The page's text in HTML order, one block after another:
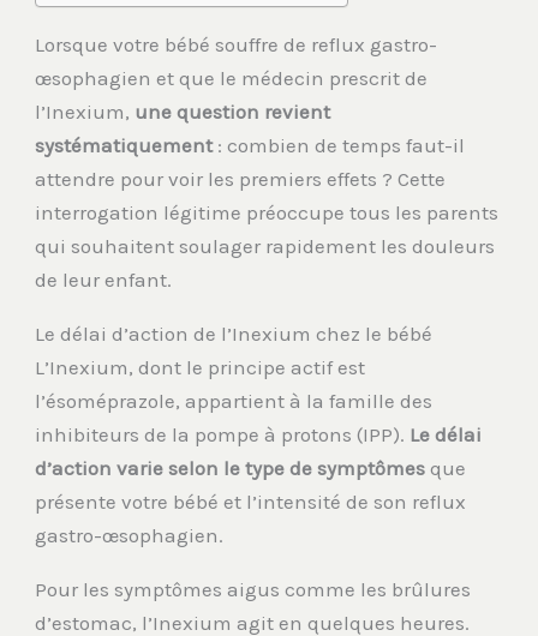
Lorsque votre bébé souffre de reflux gastro-
œsophagien et que le médecin prescrit de
l’Inexium, une question revient
systématiquement: combien de temps faut-il
attendre pour voir les premiers effets ? Cette
interrogation légitime préoccupe tous les parents
qui souhaitent soulager rapidement les douleurs
de leur enfant.
Le délai d’action de l’Inexium chez le bébé
L’Inexium, dont le principe actif est
l’ésoméprazole, appartient à la famille des
inhibiteurs de la pompe à protons (IPP). Le délai
d’action varie selon le type de symptômes que
présente votre bébé et l’intensité de son reflux
gastro-œsophagien.
Pour les symptômes aigus comme les brûlures
d’estomac, l’Inexium agit en quelques heures.